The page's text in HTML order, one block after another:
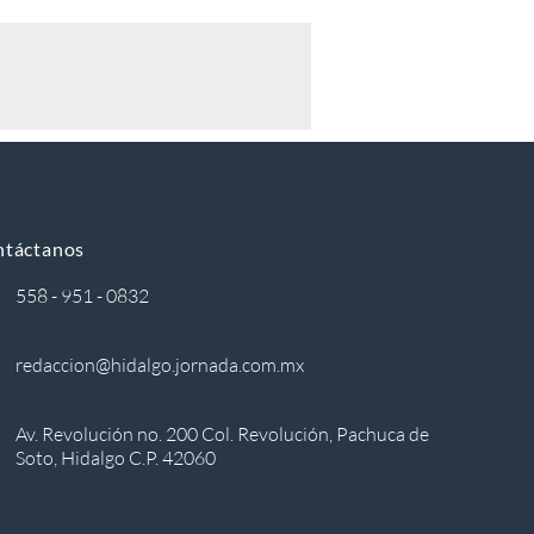
558 - 951 - 0832
redaccion@hidalgo.jornada.com.mx
Av. Revolución no. 200 Col. Revolución, Pachuca de
Soto, Hidalgo C.P. 42060